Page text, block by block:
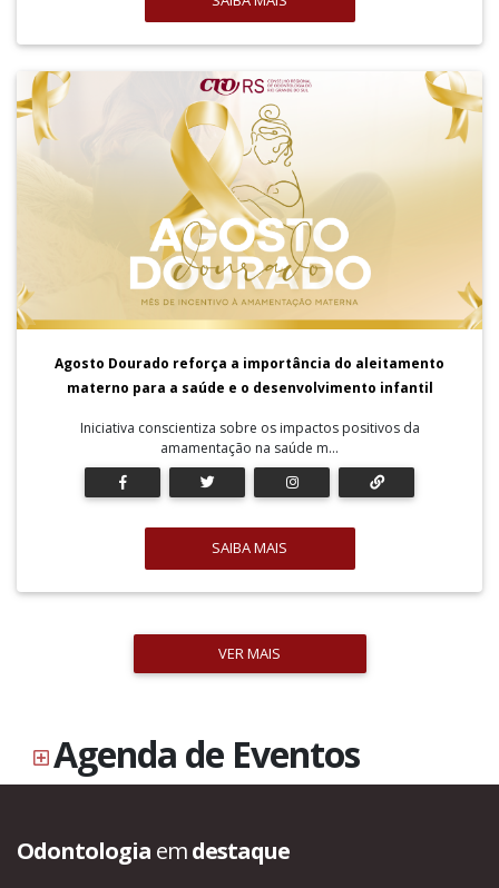
Agosto Dourado reforça a importância do aleitamento
materno para a saúde e o desenvolvimento infantil
Iniciativa conscientiza sobre os impactos positivos da
amamentação na saúde m...
SAIBA MAIS
VER MAIS
Agenda de Eventos
Odontologia emdestaque